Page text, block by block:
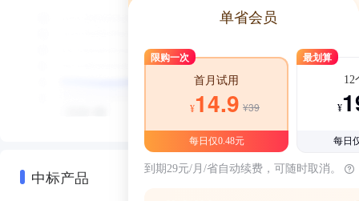
中标产品
单省会员
限购一次
首月试用
¥14.9 ¥39
每日仅0.48元
最划算
12
¥
每日
到期29元/月/省自动续费，可随时取消。